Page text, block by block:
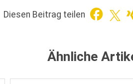
Diesen Beitrag teilen
Ähnliche